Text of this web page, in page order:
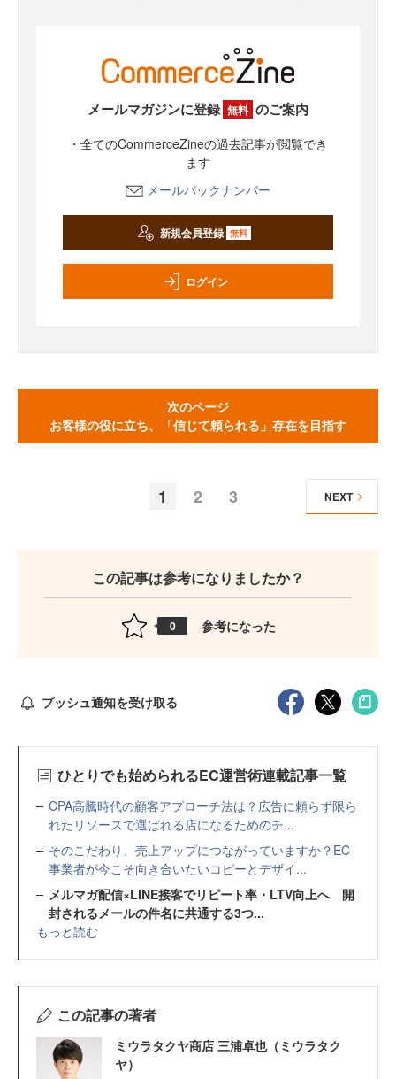
メールマガジンに登録 無料 のご案内
・全てのCommerceZineの過去記事が閲覧でき
ます
メールバックナンバー
新規会員登録 無料
ログイン
次のページ
お客様の役に立ち、「信じて頼られる」存在を目指す
1 2 3 NEXT
この記事は参考になりましたか？
0 参考になった
プッシュ通知を受け取る
ひとりでも始められるEC運営術連載記事一覧
CPA高騰時代の顧客アプローチ法は？広告に頼らず限ら
れたリソースで選ばれる店になるためのチ...
そのこだわり、売上アップにつながっていますか？EC
事業者が今こそ向き合いたいコピーとデザイ...
メルマガ配信×LINE接客でリピート率・LTV向上へ 開
封されるメールの件名に共通する3つ...
もっと読む
この記事の著者
ミウラタクヤ商店 三浦卓也（ミウラタク
ヤ）